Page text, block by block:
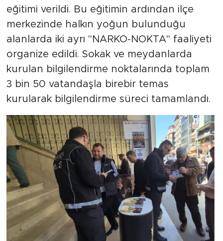
eğitimi verildi. Bu eğitimin ardından ilçe
merkezinde halkın yoğun bulunduğu
alanlarda iki ayrı "NARKO-NOKTA" faaliyeti
organize edildi. Sokak ve meydanlarda
kurulan bilgilendirme noktalarında toplam
3 bin 50 vatandaşla birebir temas
kurularak bilgilendirme süreci tamamlandı.